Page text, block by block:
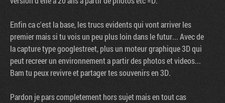
Enfin ca c'est la base, les trucs evidents qui vont arriver les
premier mais si tu vois un peu plus loin dans le futur... Avec de
la capture type googlestreet, plus un moteur graphique 3D qui
peut recreer un environnement a partir des photos et videos...
Bam tu peux revivre et partager tes souvenirs en 3D.
Pardon je pars completement hors sujet mais en tout cas